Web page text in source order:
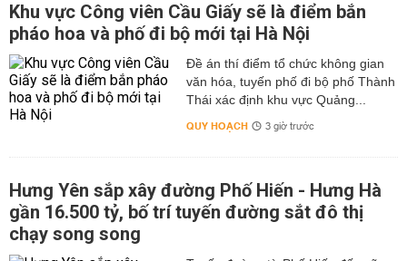
Khu vực Công viên Cầu Giấy sẽ là điểm bắn
pháo hoa và phố đi bộ mới tại Hà Nội
Đề án thí điểm tổ chức không gian
văn hóa, tuyến phố đi bộ phố Thành
Thái xác định khu vực Quảng...
QUY HOẠCH 3 giờ trước
Hưng Yên sắp xây đường Phố Hiến - Hưng Hà
gần 16.500 tỷ, bố trí tuyến đường sắt đô thị
chạy song song